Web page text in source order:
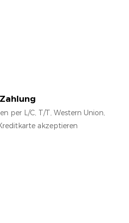
Zahlung
per L/C, T/T, Western Union,
akzeptieren